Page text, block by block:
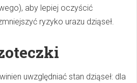
aby lepiej oczyścić
ryzyko urazu dziąseł.
uwzględniać stan dziąseł: dla